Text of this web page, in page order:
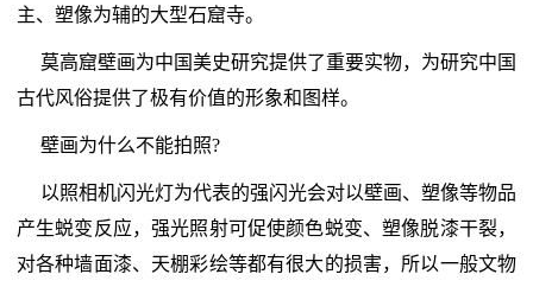
主、塑像为辅的大型石窟寺。
莫高窟壁画为中国美史研究提供了重要实物，为研究中国
古代风俗提供了极有价值的形象和图样。
壁画为什么不能拍照?
以照相机闪光灯为代表的强闪光会对以壁画、塑像等物品
产生蜕变反应，强光照射可促使颜色蜕变、塑像脱漆干裂，
对各种墙面漆、天棚彩绘等都有很大的损害，所以一般文物